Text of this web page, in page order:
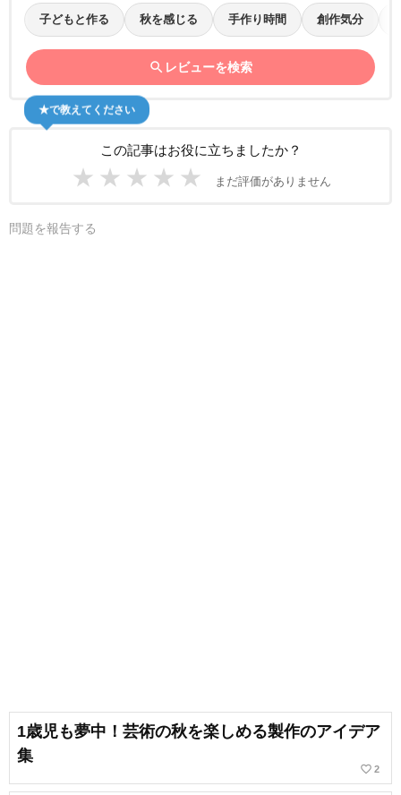
子どもと作る 秋を感じる 手作り時間 創作気分
search レビューを検索
この記事はお役に立ちましたか？
★ ★ ★ ★ ★ まだ評価がありません
★で教えてください
問題を報告する
1歳児も夢中！芸術の秋を楽しめる製作のアイデア
集
favorite_border 2